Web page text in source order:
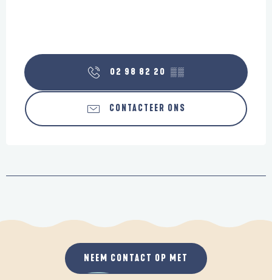
02 98 82 20 ▒▒
CONTACTEER ONS
NEEM CONTACT OP MET